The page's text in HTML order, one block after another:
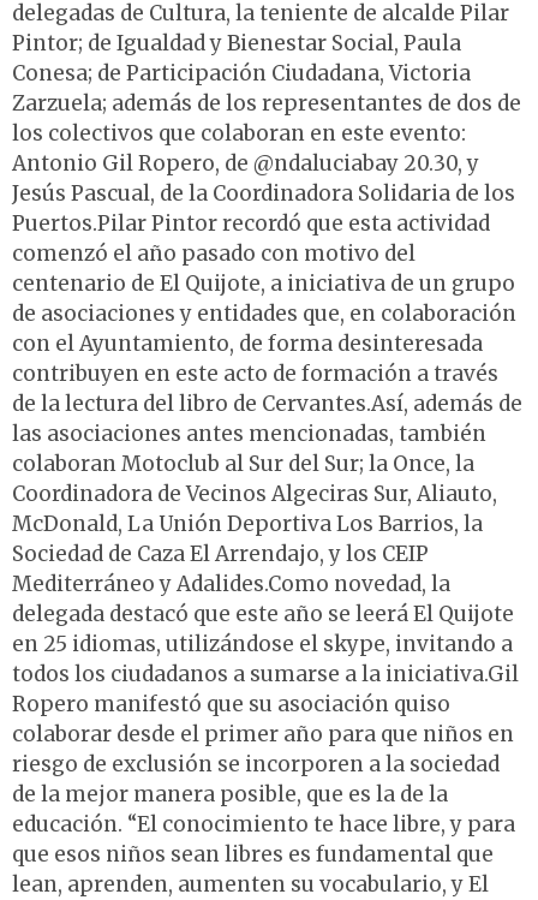
delegadas de Cultura, la teniente de alcalde Pilar
Pintor; de Igualdad y Bienestar Social, Paula
Conesa; de Participación Ciudadana, Victoria
Zarzuela; además de los representantes de dos de
los colectivos que colaboran en este evento:
Antonio Gil Ropero, de @ndaluciabay 20.30, y
Jesús Pascual, de la Coordinadora Solidaria de los
Puertos.Pilar Pintor recordó que esta actividad
comenzó el año pasado con motivo del
centenario de El Quijote, a iniciativa de un grupo
de asociaciones y entidades que, en colaboración
con el Ayuntamiento, de forma desinteresada
contribuyen en este acto de formación a través
de la lectura del libro de Cervantes.Así, además de
las asociaciones antes mencionadas, también
colaboran Motoclub al Sur del Sur; la Once, la
Coordinadora de Vecinos Algeciras Sur, Aliauto,
McDonald, La Unión Deportiva Los Barrios, la
Sociedad de Caza El Arrendajo, y los CEIP
Mediterráneo y Adalides.Como novedad, la
delegada destacó que este año se leerá El Quijote
en 25 idiomas, utilizándose el skype, invitando a
todos los ciudadanos a sumarse a la iniciativa.Gil
Ropero manifestó que su asociación quiso
colaborar desde el primer año para que niños en
riesgo de exclusión se incorporen a la sociedad
de la mejor manera posible, que es la de la
educación. “El conocimiento te hace libre, y para
que esos niños sean libres es fundamental que
lean, aprenden, aumenten su vocabulario, y El